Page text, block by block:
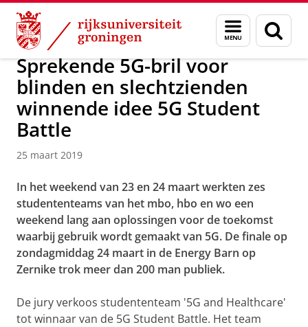
Skip
Content
Skip
Navigation
Menu
en
zoeken
Over ons Actueel Nieuws Nieuwsberichten
Sprekende 5G-bril voor
blinden en slechtzienden
winnende idee 5G Student
Battle
25 maart 2019
In het weekend van 23 en 24 maart werkten zes
studententeams van het mbo, hbo en wo een
weekend lang aan oplossingen voor de toekomst
waarbij gebruik wordt gemaakt van 5G. De finale op
zondagmiddag 24 maart in de Energy Barn op
Zernike trok meer dan 200 man publiek.
De jury verkoos studententeam '5G and Healthcare'
tot winnaar van de 5G Student Battle. Het team